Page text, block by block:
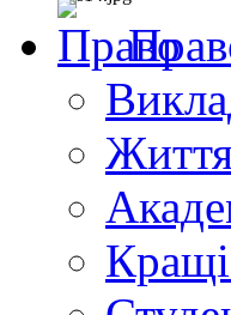
Кращі